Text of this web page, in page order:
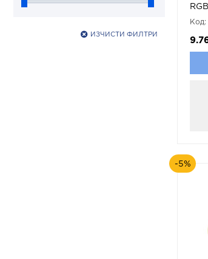
ИЗЧИСТИ ФИЛТРИ
VITO
Код:
-5%